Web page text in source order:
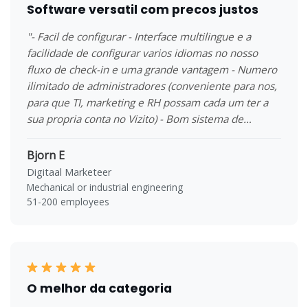
Software versatil com precos justos
"- Facil de configurar - Interface multilingue e a
facilidade de configurar varios idiomas no nosso
fluxo de check-in e uma grande vantagem - Numero
ilimitado de administradores (conveniente para nos,
para que TI, marketing e RH possam cada um ter a
sua propria conta no Vizito) - Bom sistema de
registo de visitantes no painel de controlo"
Bjorn E
Digitaal Marketeer
Mechanical or industrial engineering
51-200 employees
O melhor da categoria